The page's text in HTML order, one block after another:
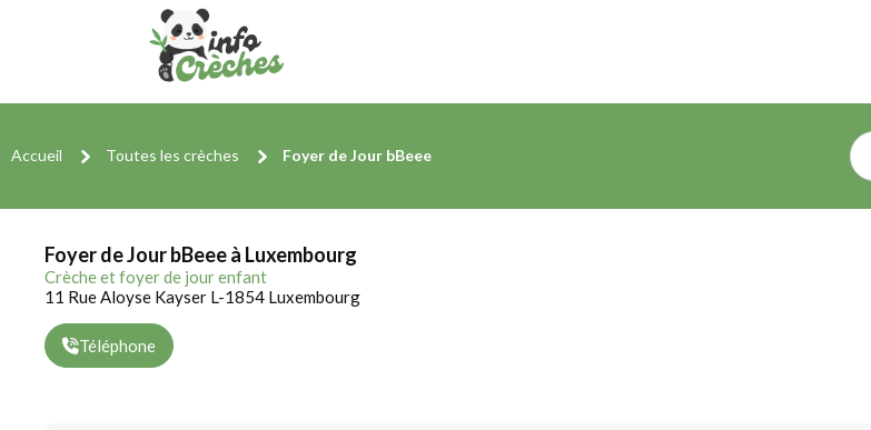
Accueil Toutes les crèches Foyer de Jour bBeee
Foyer de Jour bBeee à Luxembourg
Crèche et foyer de jour enfant
11 Rue Aloyse Kayser L-1854 Luxembourg
Téléphone